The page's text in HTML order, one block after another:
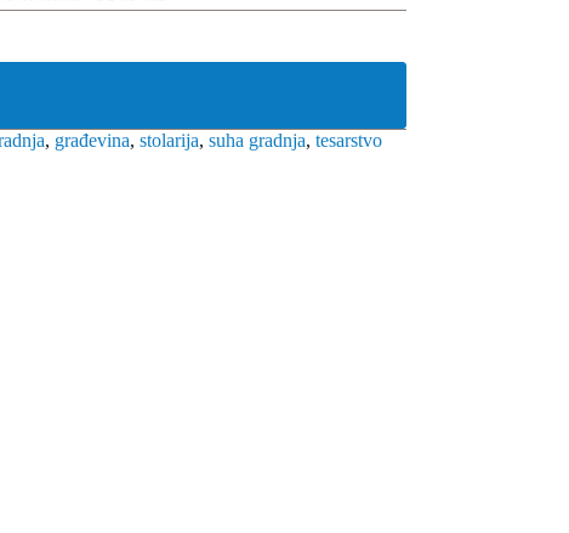
, građevina, stolarija, suha gradnja, tesarstvo